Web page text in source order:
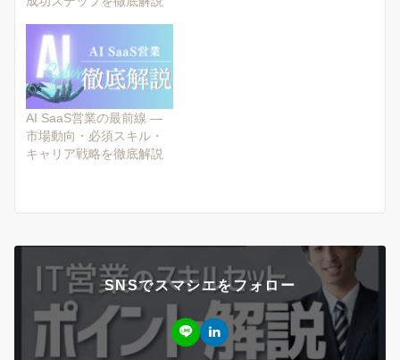
AI SaaS営業の最前線 —
市場動向・必須スキル・
キャリア戦略を徹底解説
SNSでスマシエをフォロー